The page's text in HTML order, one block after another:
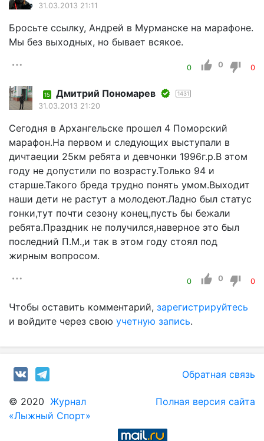
31.03.2013 21:11
Бросьте ссылку, Андрей в Мурманске на марафоне.
Мы без выходных, но бывает всякое.
0 0 0
15 Дмитрий Пономарев 1431
31.03.2013 21:20
Сегодня в Архангельске прошел 4 Поморский
марафон.На первом и следующих выступали в
дичтаеции 25км ребята и девчонки 1996г.р.В этом
году не допустили по возрасту.Только 94 и
старше.Такого бреда трудно понять умом.Выходит
наши дети не растут а молодеют.Ладно был статус
гонки,тут почти сезону конец,пусть бы бежали
ребята.Праздник не получился,наверное это был
последний П.М.,и так в этом году стоял под
жирным вопросом.
0 0 0
Чтобы оставить комментарий, зарегистрируйтесь
и войдите через свою учетную запись.
Обратная связь
© 2020 Журнал
«Лыжный Спорт»
Полная версия сайта